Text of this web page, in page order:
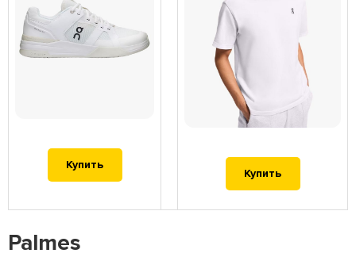
Купить
Купить
Palmes